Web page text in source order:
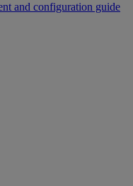
and configuration guide